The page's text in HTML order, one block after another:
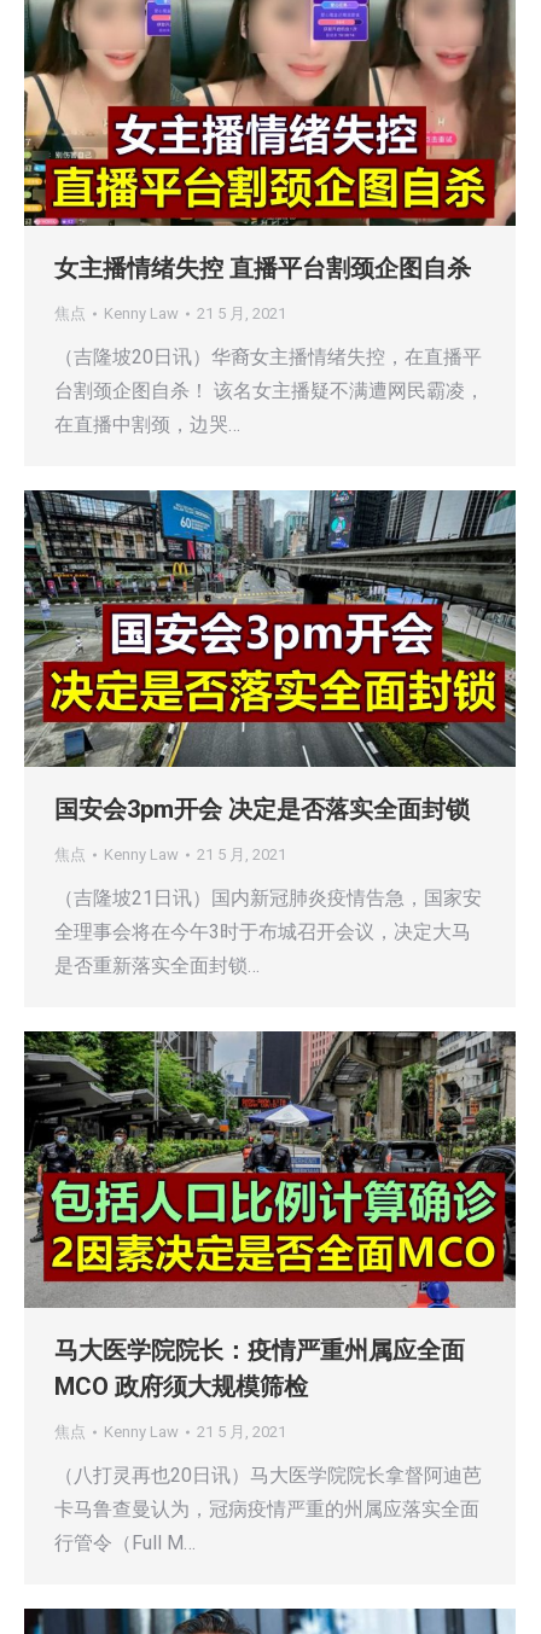
女主播情绪失控 直播平台割颈企图自杀
焦点 Kenny Law 21 5 月, 2021
（吉隆坡20日讯）华裔女主播情绪失控，在直播平
台割颈企图自杀！ 该名女主播疑不满遭网民霸凌，
在直播中割颈，边哭…
国安会3pm开会 决定是否落实全面封锁
焦点 Kenny Law 21 5 月, 2021
（吉隆坡21日讯）国内新冠肺炎疫情告急，国家安
全理事会将在今午3时于布城召开会议，决定大马
是否重新落实全面封锁…
马大医学院院长：疫情严重州属应全面
MCO 政府须大规模筛检
焦点 Kenny Law 21 5 月, 2021
（八打灵再也20日讯）马大医学院院长拿督阿迪芭
卡马鲁查曼认为，冠病疫情严重的州属应落实全面
行管令（Full M…